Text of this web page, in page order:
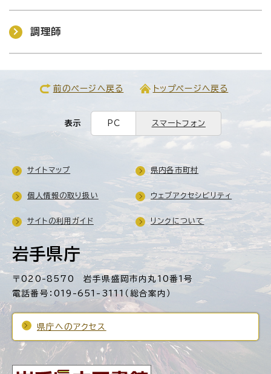
調理師
前のページへ戻る トップページへ戻る
表示 PC スマートフォン
岩手県庁
〒020-8570 岩手県盛岡市内丸10番1号
電話番号：019-651-3111（総合案内）
県庁へのアクセス
サイトマップ 県内各市町村
個人情報の取り扱い ウェブアクセシビリティ
サイトの利用ガイド リンクについて